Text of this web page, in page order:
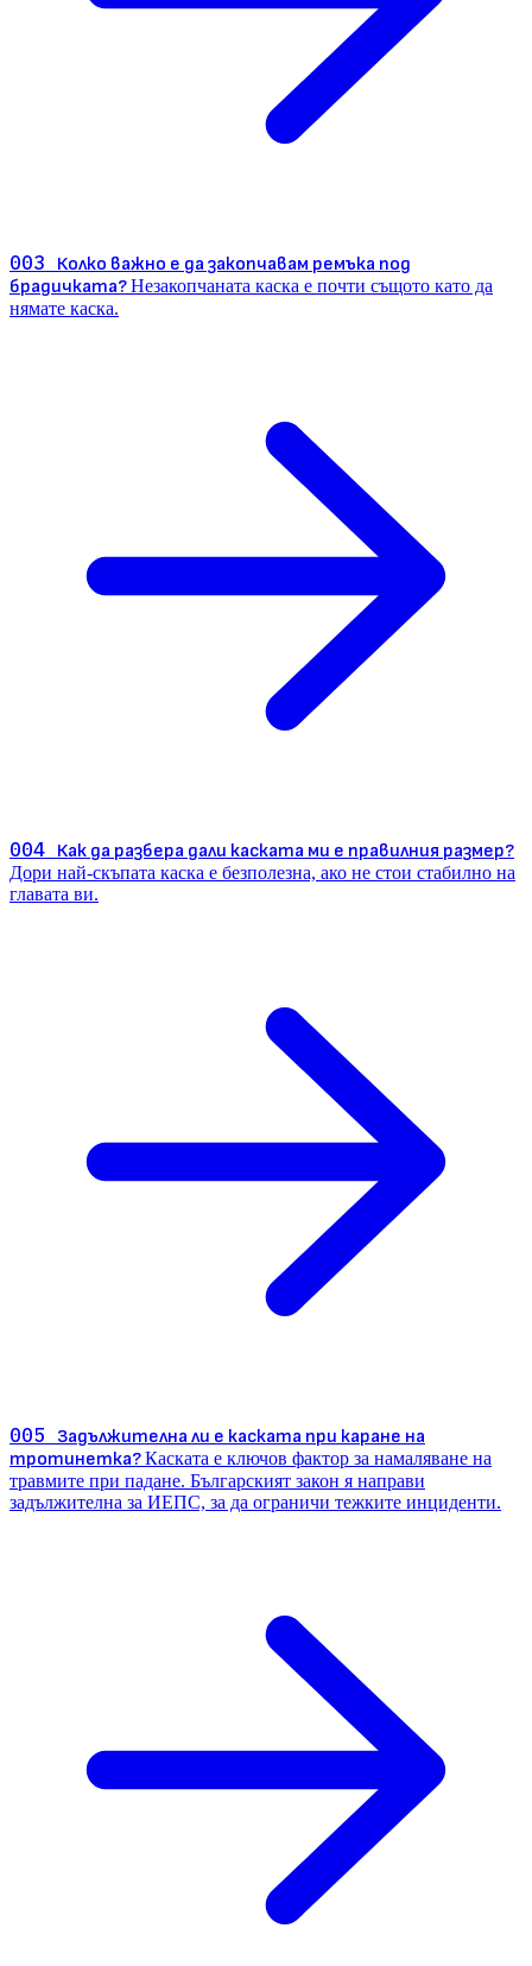
003 Колко важно е да закопчавам ремъка под
брадичката?Незакопчаната каска е почти същото като да
нямате каска.
004 Как да разбера дали каската ми е правилния размер?
Дори най-скъпата каска е безполезна, ако не стои стабилно на
главата ви.
005 Задължителна ли е каската при каране на
тротинетка?Каската е ключов фактор за намаляване на
травмите при падане. Българският закон я направи
задължителна за ИЕПС, за да ограничи тежките инциденти.